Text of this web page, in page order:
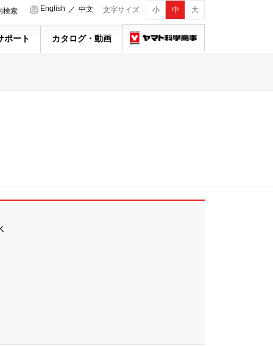
文字サイズ 小 中 大
English ／ 中文
検索
ポート カタログ・動画